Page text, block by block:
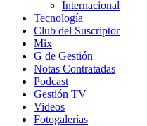
Internacional
Tecnología
Club del Suscriptor
Mix
G de Gestión
Notas Contratadas
Podcast
Gestión TV
Videos
Fotogalerías